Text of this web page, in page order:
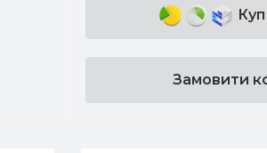
Замовити